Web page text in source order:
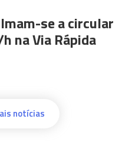
se a circular
na Via Rápida
notícias